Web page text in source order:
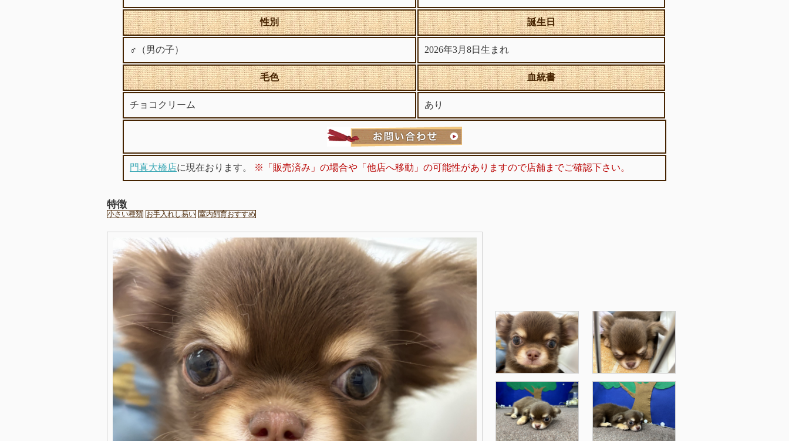
性別 誕生日
♂（男の子） 2026年3月8日生まれ
毛色 血統書
チョコクリーム あり
門真大橋店に現在おります。 ※「販売済み」の場合や「他店へ移動」の可能性がありますので店舗までご確認下さい。
特徴
小さい種類 お手入れし易い 室内飼育おすすめ